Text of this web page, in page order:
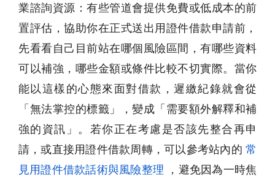
業諮詢資源：有些管道會提供免費或低成本的前
置評估，協助你在正式送出用證件借款申請前，
先看看自己目前站在哪個風險區間，有哪些資料
可以補強，哪些金額或條件比較不切實際。當你
能以這樣的心態來面對借款，遲繳紀錄就會從
「無法掌控的標籤」，變成「需要額外解釋和補
強的資訊」。若你正在考慮是否該先整合再申
請，或直接用證件借款周轉，可以參考站內的 常
見用證件借款話術與風險整理 ，避免因為一時焦